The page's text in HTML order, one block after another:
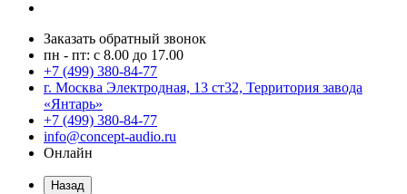
Заказать обратный звонок
пн - пт: с 8.00 до 17.00
+7 (499) 380-84-77
г. Москва Электродная, 13 ст32, Территория завода
«Янтарь»
+7 (499) 380-84-77
info@concept-audio.ru
Онлайн
Назад